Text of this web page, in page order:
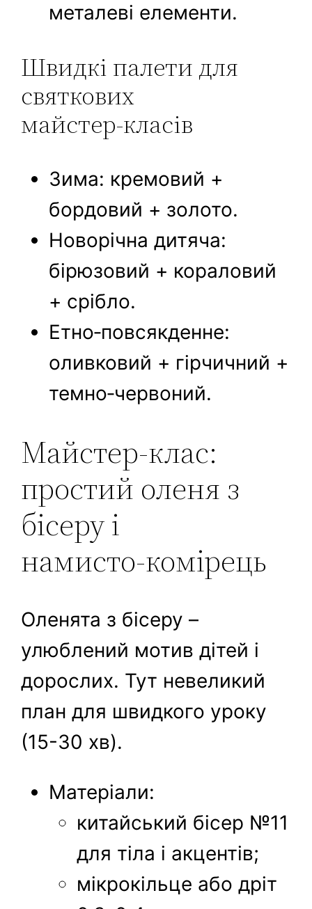
металеві елементи.
Швидкі палети для
святкових
майстер‑класів
Зима: кремовий +
бордовий + золото.
Новорічна дитяча:
бірюзовий + кораловий
+ срібло.
Етно‑повсякденне:
оливковий + гірчичний +
темно‑червоний.
Майстер‑клас:
простий оленя з
бісеру і
намисто‑комірець
Оленята з бісеру –
улюблений мотив дітей і
дорослих. Тут невеликий
план для швидкого уроку
(15-30 хв).
Матеріали:
китайський бісер №11
для тіла і акцентів;
мікрокільце або дріт